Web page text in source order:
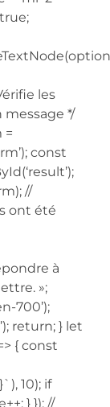
les
message */
=
const
//
ont été
à
»;
700’);
return; } let
{ const
10); if
} }); //